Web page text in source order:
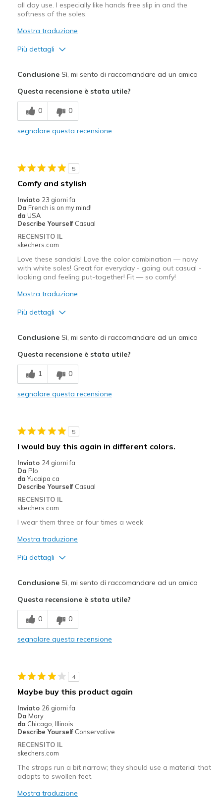
all day use. I especially like hands free slip in and the
softness of the soles.
Mostra traduzione
Più dettagli
Breathe Well
Comfortable
Going Out
Sizing
Feels true to size
View On Shoes
I'm Really Into Shoes
ConclusioneSì, mi sento di raccomandare ad un amico
Questa recensione è stata utile?
0 0
segnalare questa recensione
5
Comfy and stylish
Inviato 23 giorni fa
Da French is on my mind!
da USA
Describe Yourself Casual
RECENSITO IL
skechers.com
Love these sandals! Love the color combination — navy
with white soles! Great for everyday - going out casual -
looking and feeling put-together! Fit — so comfy!
Mostra traduzione
Più dettagli
Comfortable
Durable
None! Note: strictly casual — which us NOT bad!
Migliori Utilizzi:
Casual Wear
Travel
Sizing
View On Shoes
ConclusioneSì, mi sento di raccomandare ad un amico
Questa recensione è stata utile?
1 0
segnalare questa recensione
5
I would buy this again in different colors.
Inviato 24 giorni fa
Da Plo
da Yucaipa ca
Describe Yourself Casual
RECENSITO IL
skechers.com
I wear them three or four times a week
Mostra traduzione
Più dettagli
Durable
Stylish
Sizing
Feels true to size
View On Shoes
ConclusioneSì, mi sento di raccomandare ad un amico
Questa recensione è stata utile?
0 0
segnalare questa recensione
4
Maybe buy this product again
Inviato 26 giorni fa
Da Mary
da Chicago, Illinois
Describe Yourself Conservative
RECENSITO IL
skechers.com
The straps run a bit narrow; they should use a material that
adapts to swollen feet.
Mostra traduzione